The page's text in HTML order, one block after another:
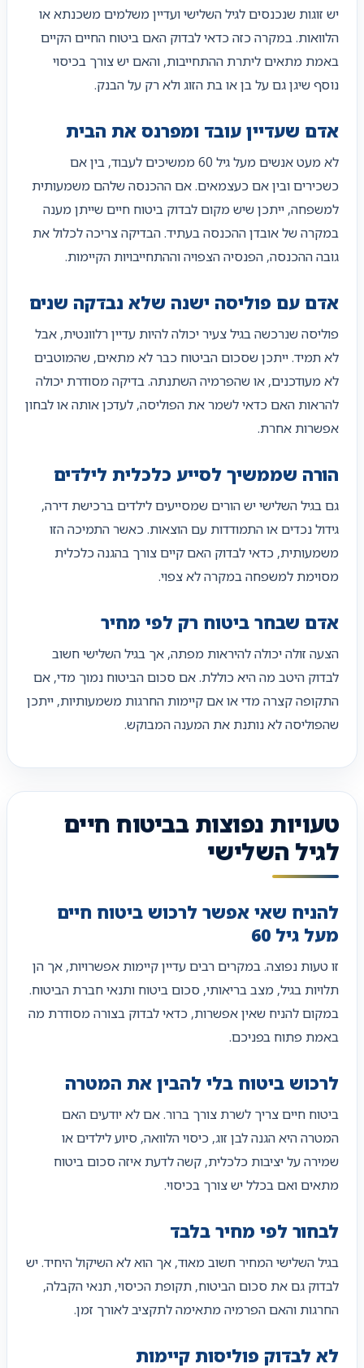
יש זוגות שנכנסים לגיל השלישי ועדיין משלמים משכנתא או
הלוואות. במקרה כזה כדאי לבדוק האם ביטוח החיים הקיים
באמת מתאים ליתרת ההתחייבות, והאם יש צורך בכיסוי
נוסף שיגן גם על בן או בת הזוג ולא רק על הבנק.
אדם שעדיין עובד ומפרנס את הבית
לא מעט אנשים מעל גיל 60 ממשיכים לעבוד, בין אם
כשכירים ובין אם כעצמאים. אם ההכנסה שלהם משמעותית
למשפחה, ייתכן שיש מקום לבדוק ביטוח חיים שייתן מענה
במקרה של אובדן ההכנסה בעתיד. הבדיקה צריכה לכלול את
גובה ההכנסה, הפנסיה הצפויה וההתחייבויות הקיימות.
אדם עם פוליסה ישנה שלא נבדקה שנים
פוליסה שנרכשה בגיל צעיר יכולה להיות עדיין רלוונטית, אבל
לא תמיד. ייתכן שסכום הביטוח כבר לא מתאים, שהמוטבים
לא מעודכנים, או שהפרמיה השתנתה. בדיקה מסודרת יכולה
להראות האם כדאי לשמר את הפוליסה, לעדכן אותה או לבחון
אפשרות אחרת.
הורה שממשיך לסייע כלכלית לילדים
גם בגיל השלישי יש הורים שמסייעים לילדים ברכישת דירה,
גידול נכדים או התמודדות עם הוצאות. כאשר התמיכה הזו
משמעותית, כדאי לבדוק האם קיים צורך בהגנה כלכלית
מסוימת למשפחה במקרה לא צפוי.
אדם שבחר ביטוח רק לפי מחיר
הצעה זולה יכולה להיראות מפתה, אך בגיל השלישי חשוב
לבדוק היטב מה היא כוללת. אם סכום הביטוח נמוך מדי, אם
התקופה קצרה מדי או אם קיימות החרגות משמעותיות, ייתכן
שהפוליסה לא נותנת את המענה המבוקש.
טעויות נפוצות בביטוח חיים
לגיל השלישי
להניח שאי אפשר לרכוש ביטוח חיים
מעל גיל 60
זו טעות נפוצה. במקרים רבים עדיין קיימות אפשרויות, אך הן
תלויות בגיל, מצב בריאותי, סכום ביטוח ותנאי חברת הביטוח.
במקום להניח שאין אפשרות, כדאי לבדוק בצורה מסודרת מה
באמת פתוח בפניכם.
לרכוש ביטוח בלי להבין את המטרה
ביטוח חיים צריך לשרת צורך ברור. אם לא יודעים האם
המטרה היא הגנה לבן זוג, כיסוי הלוואה, סיוע לילדים או
שמירה על יציבות כלכלית, קשה לדעת איזה סכום ביטוח
מתאים ואם בכלל יש צורך בכיסוי.
לבחור לפי מחיר בלבד
בגיל השלישי המחיר חשוב מאוד, אך הוא לא השיקול היחיד. יש
לבדוק גם את סכום הביטוח, תקופת הכיסוי, תנאי הקבלה,
החרגות והאם הפרמיה מתאימה לתקציב לאורך זמן.
לא לבדוק פוליסות קיימות